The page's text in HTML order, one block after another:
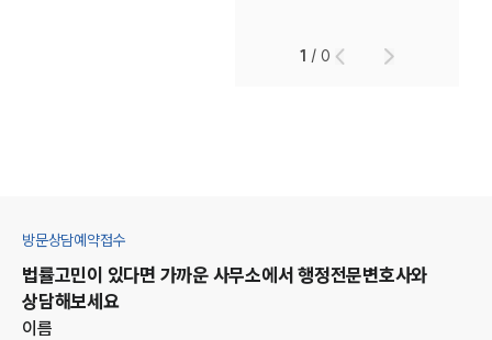
1 /0
방문상담예약접수
법률고민이 있다면 가까운 사무소에서 행정전문변호사와
상담해보세요
이름